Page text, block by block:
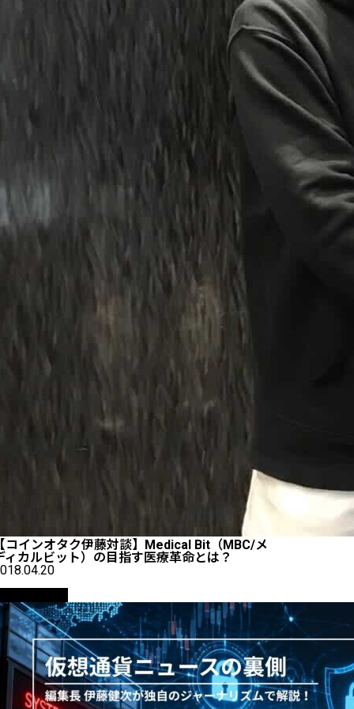
コインオタク伊藤対談】Medical Bit（MBC/メ
ィカルビット）の目指す医療革命とは？